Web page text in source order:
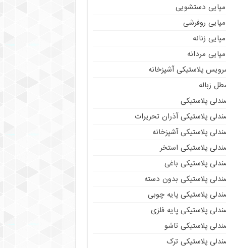
دستشویی
روفرشی
زنانه
مردانه
پلاستیکی آشپزخانه
زباله
پلاستیکی
پلاستیکی آذران تحریرات
پلاستیکی آشپزخانه
پلاستیکی استخر
پلاستیکی باغی
پلاستیکی بدون دسته
پلاستیکی پایه چوبی
پلاستیکی پایه فلزی
پلاستیکی تاشو
پلاستیکی ترک